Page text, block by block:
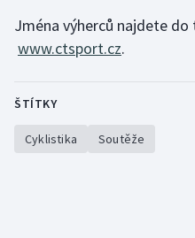
Plavání
Ragby
Rychlobruslení
Jména výherců najdete
www.ctsport.cz.
ŠTÍTKY
Cyklistika Soutěže